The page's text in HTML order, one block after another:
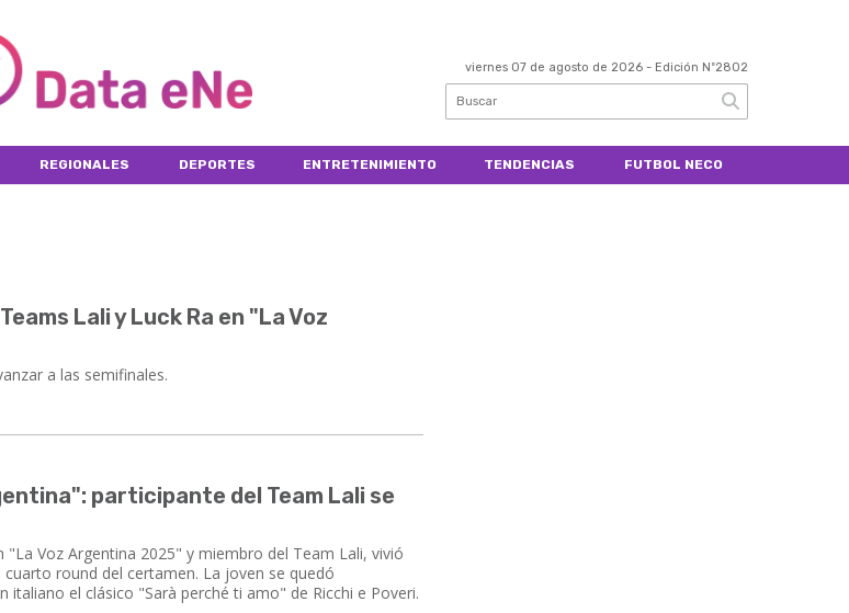
viernes 07 de agosto de 2026 - Edición Nº2802
REGIONALES DEPORTES ENTRETENIMIENTO TENDENCIAS FUTBOL NECO
Lali y Luck Ra en "La Voz
a las semifinales.
participante del Team Lali se
Voz Argentina 2025" y miembro del Team Lali, vivió
round del certamen. La joven se quedó
el clásico "Sarà perché ti amo" de Ricchi e Poveri.